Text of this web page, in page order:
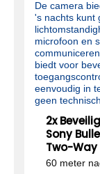
2x
Sony
Two-
60 meter